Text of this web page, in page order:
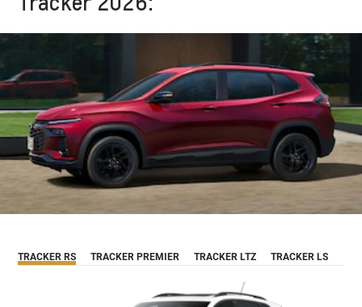
TRACKER RS TRACKER PREMIER TRACKER LTZ TRACKER LS